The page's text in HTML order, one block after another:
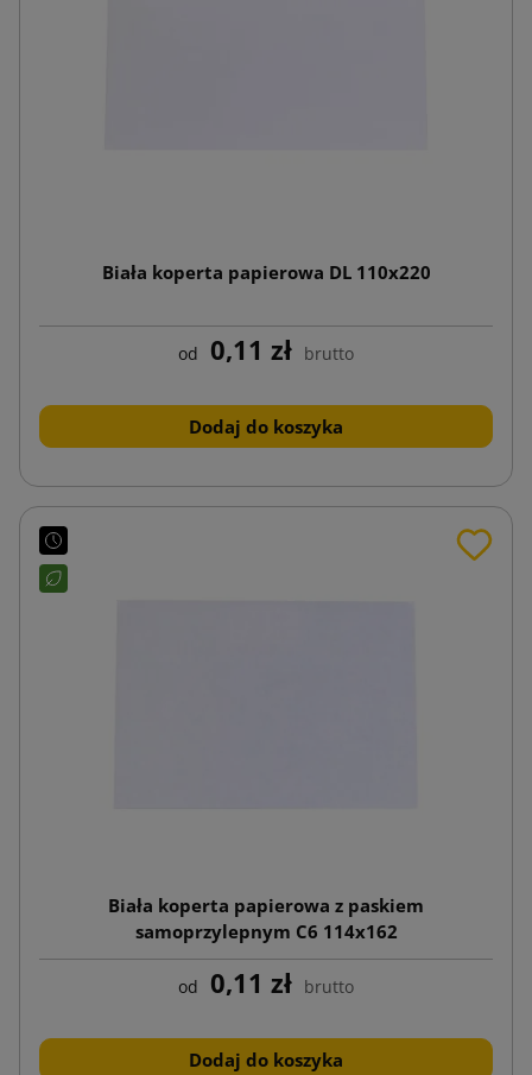
Biała koperta papierowa DL 110x220
od 0,11 zł brutto
Dodaj do koszyka
Biała koperta papierowa z paskiem
samoprzylepnym C6 114x162
od 0,11 zł brutto
Dodaj do koszyka